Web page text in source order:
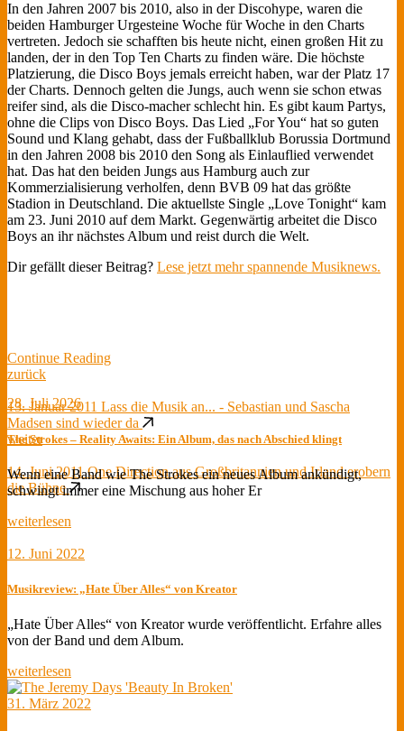
In den Jahren 2007 bis 2010, also in der Discohype, waren die
beiden Hamburger Urgesteine Woche für Woche in den Charts
vertreten. Jedoch sie schafften bis heute nicht, einen großen Hit zu
landen, der in den Top Ten Charts zu finden wäre. Die höchste
Platzierung, die Disco Boys jemals erreicht haben, war der Platz 17
der Charts. Dennoch gelten die Jungs, auch wenn sie schon etwas
reifer sind, als die Disco-macher schlecht hin. Es gibt kaum Partys,
ohne die Clips von Disco Boys. Das Lied „For You“ hat so guten
Sound und Klang gehabt, dass der Fußballklub Borussia Dortmund
in den Jahren 2008 bis 2010 den Song als Einlauflied verwendet
hat. Das hat den beiden Jungs aus Hamburg auch zur
Kommerzialisierung verholfen, denn BVB 09 hat das größte
Stadion in Deutschland. Die aktuellste Single „Love Tonight“ kam
am 23. Juni 2010 auf dem Markt. Gegenwärtig arbeitet die Disco
Boys an ihr nächstes Album und reist durch die Welt.
Dir gefällt dieser Beitrag? Lese jetzt mehr spannende Musiknews.
Continue Reading
zurück
13. Januar 2011 Lass die Musik an... - Sebastian und Sascha
Madsen sind wieder da
weiter
14. Juni 2011 One Direction aus Großbritannien und Irland erobern
die Bühne
28. Juli 2026
The Strokes – Reality Awaits: Ein Album, das nach Abschied klingt
Wenn eine Band wie The Strokes ein neues Album ankündigt,
schwingt immer eine Mischung aus hoher Er
weiterlesen
12. Juni 2022
Musikreview: „Hate Über Alles“ von Kreator
„Hate Über Alles“ von Kreator wurde veröffentlicht. Erfahre alles
von der Band und dem Album.
weiterlesen
31. März 2022